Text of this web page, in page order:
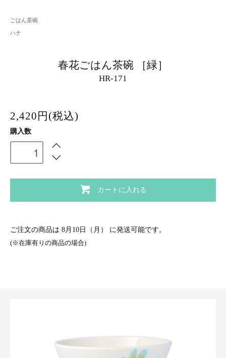
ごはん茶碗
ハナ
春花ごはん茶碗 ［緑］
HR-171
2,420円(税込)
購入数
カートに入れる
ご注文の商品は 8月10日（月） に発送可能です。
(※在庫有りの商品の場合)